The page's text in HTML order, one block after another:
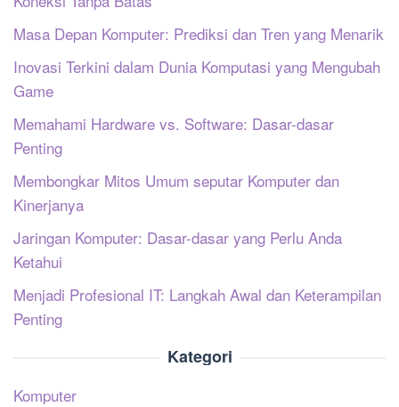
Masa Depan Komputer: Prediksi dan Tren yang Menarik
Inovasi Terkini dalam Dunia Komputasi yang Mengubah
Game
Memahami Hardware vs. Software: Dasar-dasar
Penting
Membongkar Mitos Umum seputar Komputer dan
Kinerjanya
Jaringan Komputer: Dasar-dasar yang Perlu Anda
Ketahui
Menjadi Profesional IT: Langkah Awal dan Keterampilan
Penting
Kategori
Komputer